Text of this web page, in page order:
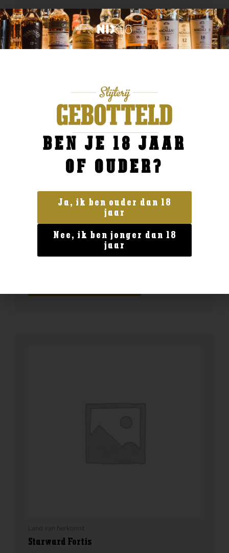
Land van herkomst
Ardbeg 14yo Anthology
Starward Fortis
BEN JE 18 JAAR
OF OUDER?
Ja, ik ben ouder dan 18
jaar
Nee, ik ben jonger dan 18
jaar